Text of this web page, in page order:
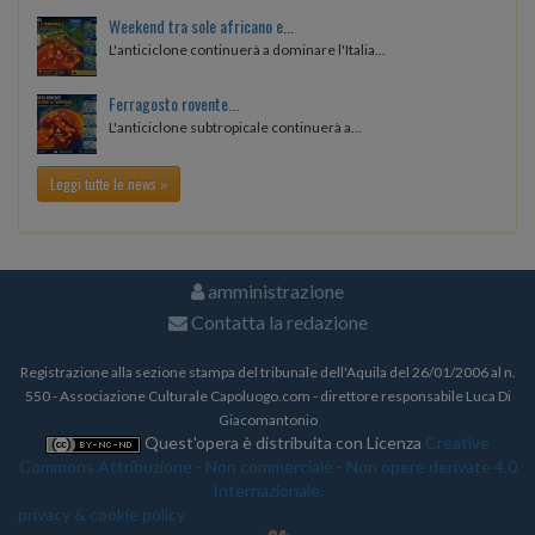
Weekend tra sole africano e...
L'anticiclone continuerà a dominare l'Italia...
Ferragosto rovente...
L'anticiclone subtropicale continuerà a...
Leggi tutte le news »
amministrazione
Contatta la redazione
Registrazione alla sezione stampa del tribunale dell'Aquila del 26/01/2006 al n.
550 - Associazione Culturale Capoluogo.com - direttore responsabile Luca Di
Giacomantonio
Quest'opera è distribuita con Licenza Creative
Commons Attribuzione - Non commerciale - Non opere derivate 4.0
Internazionale.
privacy & cookie policy